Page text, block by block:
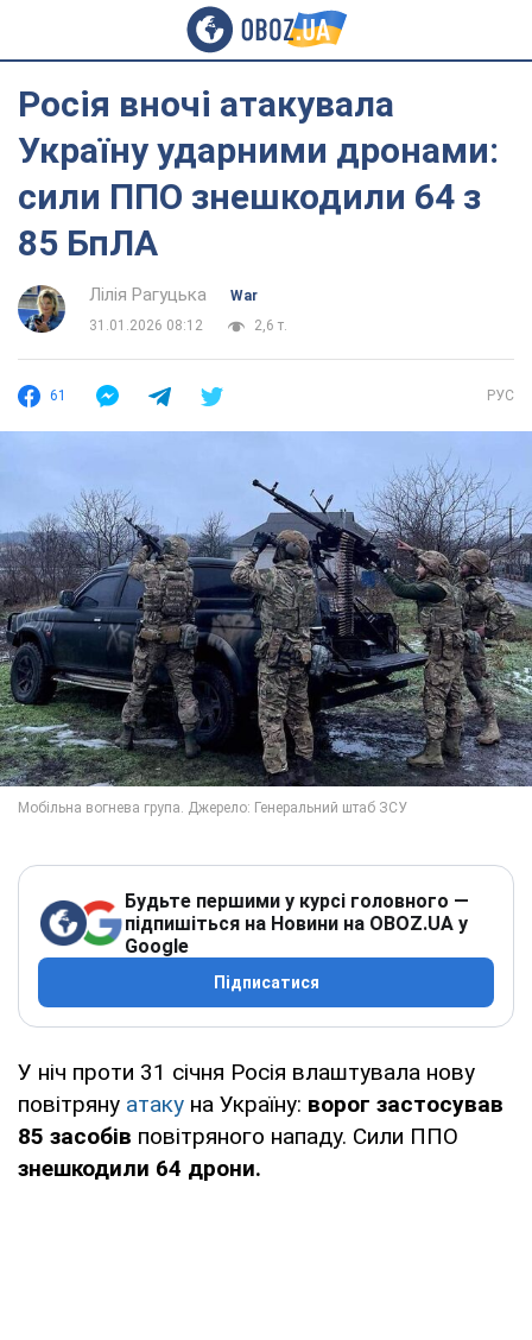
Росія вночі атакувала
Україну ударними дронами:
сили ППО знешкодили 64 з
85 БпЛА
Лілія Рагуцька
War
31.01.2026 08:12
2,6 т.
61 РУС
Будьте першими у курсі головного —
підпишіться на Новини на OBOZ.UA у
Google
Підписатися
У ніч проти 31 січня Росія влаштувала нову
повітряну атаку на Україну: ворог застосував
85 засобів повітряного нападу. Сили ППО
знешкодили 64 дрони.